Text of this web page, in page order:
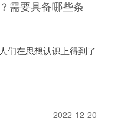
需要具备哪些条
们在思想认识上得到了
2022-12-20